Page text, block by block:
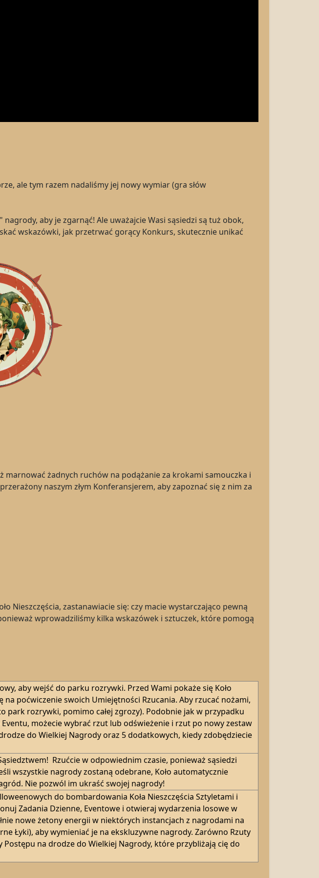
ale tym razem nadaliśmy jej nowy wymiar (gra słów
aby je zgarnąć! Ale uważajcie Wasi sąsiedzi są tuż obok,
wskazówki, jak przetrwać gorący Konkurs, skutecznie unikać
marnować żadnych ruchów na podążanie za krokami samouczka i
naszym złym Konferansjerem, aby zapoznać się z nim za
Nieszczęścia, zastanawiacie się: czy macie wystarczająco pewną
wprowadziliśmy kilka wskazówek i sztuczek, które pomogą
aby wejść do parku rozrywki. Przed Wami pokaże się Koło
poćwiczenie swoich Umiejętności Rzucania. Aby rzucać nożami,
park rozrywki, pomimo całej zgrozy). Podobnie jak w przypadku
możecie wybrać rzut lub odświeżenie i rzut po nowy zestaw
do Wielkiej Nagrody oraz 5 dodatkowych, kiedy zdobędziecie
Rzućcie w odpowiednim czasie, ponieważ sąsiedzi
wszystkie nagrody zostaną odebrane, Koło automatycznie
Nie pozwól im ukraść swojej nagrody!
do bombardowania Koła Nieszczęścia Sztyletami i
Zadania Dzienne, Eventowe i otwieraj wydarzenia losowe w
nowe żetony energii w niektórych instancjach z nagrodami na
Łyki), aby wymieniać je na ekskluzywne nagrody. Zarówno Rzuty
na drodze do Wielkiej Nagrody, które przybliżają cię do